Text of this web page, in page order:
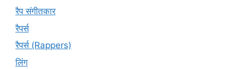
रैप संगीतकार
रैपर्स
रैपर्स (Rappers)
लिंग